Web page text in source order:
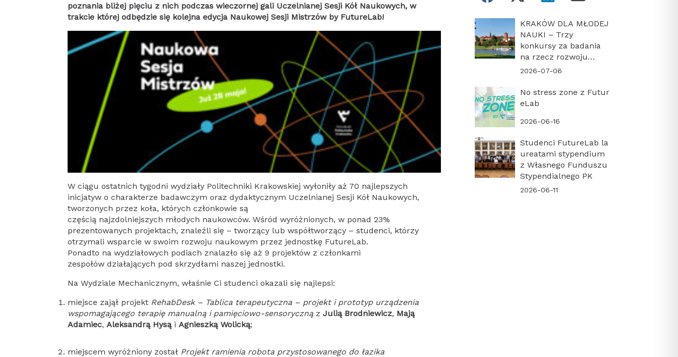
poznania bliżej pięciu z nich podczas wieczornej gali Uczelnianej Sesji Kół Naukowych, w
trakcie której odbędzie się kolejna edycja Naukowej Sesji Mistrzów by FutureLab!
W ciągu ostatnich tygodni wydziały Politechniki Krakowskiej wyłoniły aż 70 najlepszych
inicjatyw o charakterze badawczym oraz dydaktycznym Uczelnianej Sesji Kół Naukowych,
tworzonych przez koła, których członkowie są
częścią najzdolniejszych młodych naukowców. Wśród wyróżnionych, w ponad 23%
prezentowanych projektach, znaleźli się – tworzący lub współtworzący – studenci, którzy
otrzymali wsparcie w swoim rozwoju naukowym przez jednostkę FutureLab.
Ponadto na wydziałowych podiach znalazło się aż 9 projektów z członkami
zespołów działających pod skrzydłami naszej jednostki.
Na Wydziale Mechanicznym, właśnie Ci studenci okazali się najlepsi:
miejsce zajął projekt RehabDesk – Tablica terapeutyczna – projekt i prototyp urządzenia
wspomagającego terapię manualną i pamięciowo-sensoryczną zJulią Brodniewicz, Mają
Adamiec,Aleksandrą HysąiAgnieszką Wolicką;
miejscem wyróżniony został Projekt ramienia robota przystosowanego do łazika
KRAKÓW DLA MŁODEJ
NAUKI – Trzy
konkursy za badania
na rzecz rozwoju
miasta
2026-07-06
No stress zone z Futur
eLab
2026-06-16
Studenci FutureLab la
ureatami stypendium
z Własnego Funduszu
Stypendialnego PK
2026-06-11